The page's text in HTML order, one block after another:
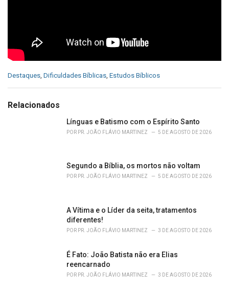
C
e
Destaques, Dificuldades Bíblicas, Estudos Bíblicos
Relacionados
Línguas e Batismo com o Espírito Santo
POR PR. JOÃO FLÁVIO MARTINEZ 5 DE AGOSTO DE 2026
Segundo a Bíblia, os mortos não voltam
POR PR. JOÃO FLÁVIO MARTINEZ 5 DE AGOSTO DE 2026
A Vítima e o Líder da seita, tratamentos
diferentes!
POR PR. JOÃO FLÁVIO MARTINEZ 3 DE AGOSTO DE 2026
É Fato: João Batista não era Elias
reencarnado
POR PR. JOÃO FLÁVIO MARTINEZ 3 DE AGOSTO DE 2026